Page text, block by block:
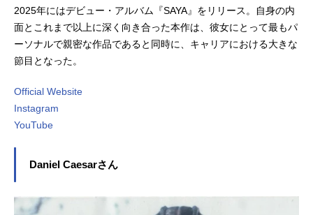
2025年にはデビュー・アルバム『SAYA』をリリース。自身の内
面とこれまで以上に深く向き合った本作は、彼女にとって最もパ
ーソナルで親密な作品であると同時に、キャリアにおける大きな
節目となった。
Official Website
Instagram
YouTube
Daniel Caesarさん